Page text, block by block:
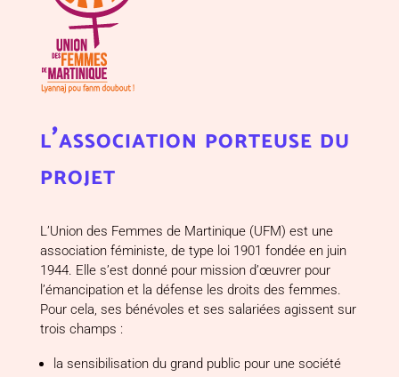
l’association porteuse du
projet
L’Union des Femmes de Martinique (UFM) est une
association féministe, de type loi 1901 fondée en juin
1944. Elle s’est donné pour mission d’œuvrer pour
l’émancipation et la défense les droits des femmes.
Pour cela, ses bénévoles et ses salariées agissent sur
trois champs :
la sensibilisation du grand public pour une société